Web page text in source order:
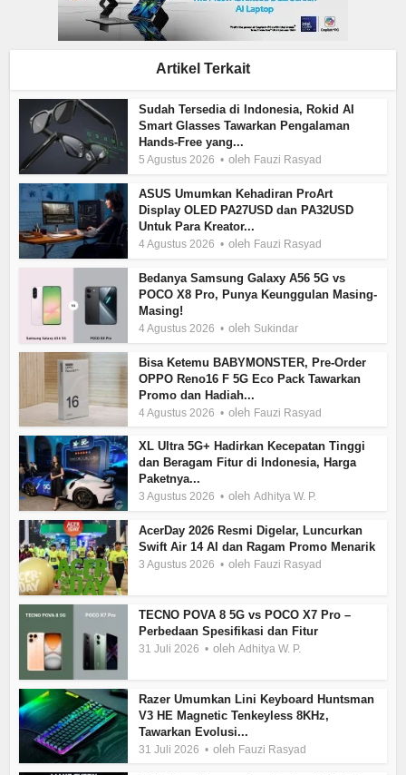
Artikel Terkait
Sudah Tersedia di Indonesia, Rokid AI
Smart Glasses Tawarkan Pengalaman
Hands-Free yang...
5 Agustus 2026 oleh Fauzi Rasyad
ASUS Umumkan Kehadiran ProArt
Display OLED PA27USD dan PA32USD
Untuk Para Kreator...
4 Agustus 2026 oleh Fauzi Rasyad
Bedanya Samsung Galaxy A56 5G vs
POCO X8 Pro, Punya Keunggulan Masing-
Masing!
4 Agustus 2026 oleh Sukindar
Bisa Ketemu BABYMONSTER, Pre-Order
OPPO Reno16 F 5G Eco Pack Tawarkan
Promo dan Hadiah...
4 Agustus 2026 oleh Fauzi Rasyad
XL Ultra 5G+ Hadirkan Kecepatan Tinggi
dan Beragam Fitur di Indonesia, Harga
Paketnya...
3 Agustus 2026 olehAdhitya W. P.
AcerDay 2026 Resmi Digelar, Luncurkan
Swift Air 14 AI dan Ragam Promo Menarik
3 Agustus 2026 oleh Fauzi Rasyad
TECNO POVA 8 5G vs POCO X7 Pro –
Perbedaan Spesifikasi dan Fitur
31 Juli 2026 olehAdhitya W. P.
Razer Umumkan Lini Keyboard Huntsman
V3 HE Magnetic Tenkeyless 8KHz,
Tawarkan Evolusi...
31 Juli 2026 oleh Fauzi Rasyad